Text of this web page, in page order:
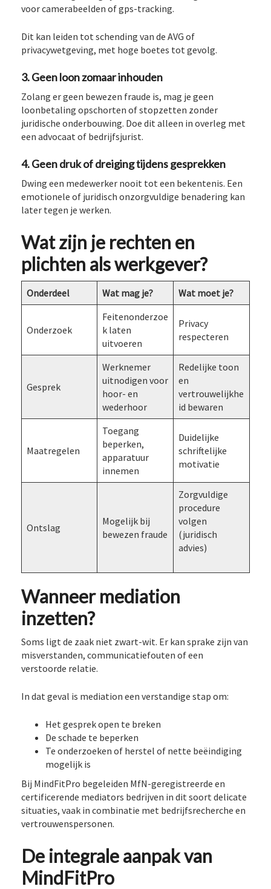
voor camerabeelden of gps-tracking.
Dit kan leiden tot schending van de AVG of
privacywetgeving, met hoge boetes tot gevolg.
3. Geen loon zomaar inhouden
Zolang er geen bewezen fraude is, mag je geen
loonbetaling opschorten of stopzetten zonder
juridische onderbouwing. Doe dit alleen in overleg met
een advocaat of bedrijfsjurist.
4. Geen druk of dreiging tijdens gesprekken
Dwing een medewerker nooit tot een bekentenis. Een
emotionele of juridisch onzorgvuldige benadering kan
later tegen je werken.
Wat zijn je rechten en
plichten als werkgever?
Onderdeel Wat mag je? Wat moet je?
Onderzoek
Feitenonderzoe
k laten
uitvoeren
Privacy
respecteren
Gesprek
Werknemer
uitnodigen voor
hoor- en
wederhoor
Redelijke toon
en
vertrouwelijkhe
id bewaren
Maatregelen
Toegang
beperken,
apparatuur
innemen
Duidelijke
schriftelijke
motivatie
Ontslag
Mogelijk bij
bewezen fraude
Zorgvuldige
procedure
volgen
(juridisch
advies)
Wanneer mediation
inzetten?
Soms ligt de zaak niet zwart-wit. Er kan sprake zijn van
misverstanden, communicatiefouten of een
verstoorde relatie.
In dat geval is mediation een verstandige stap om:
Het gesprek open te breken
De schade te beperken
Te onderzoeken of herstel of nette beëindiging
mogelijk is
Bij MindFitPro begeleiden MfN-geregistreerde en
certificerende mediators bedrijven in dit soort delicate
situaties, vaak in combinatie met bedrijfsrecherche en
vertrouwenspersonen.
De integrale aanpak van
MindFitPro